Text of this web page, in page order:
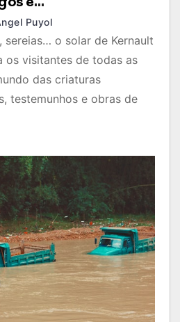
Puyol
sereias… o solar de Kernault
os visitantes de todas as
das criaturas
testemunhos e obras de